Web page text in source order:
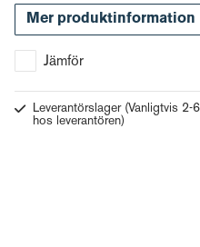
Mer produktinformation
Jämför
Leverantörslager (Vanligtvis 2-
hos leverantören)